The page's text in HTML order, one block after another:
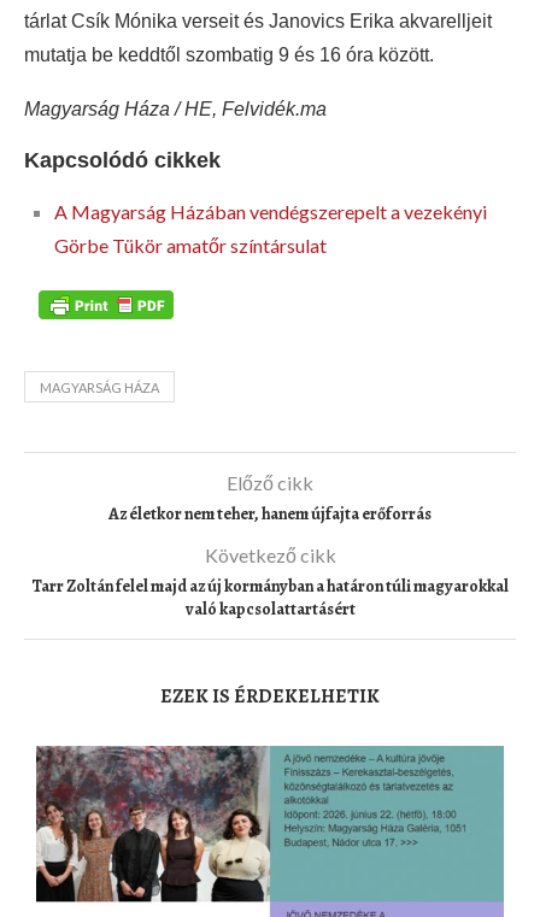
tárlat Csík Mónika verseit és Janovics Erika akvarelljeit
mutatja be keddtől szombatig 9 és 16 óra között.
Magyarság Háza / HE, Felvidék.ma
Kapcsolódó cikkek
A Magyarság Házában vendégszerepelt a vezekényi
Görbe Tükör amatőr színtársulat
MAGYARSÁG HÁZA
Előző cikk
Az életkor nem teher, hanem újfajta erőforrás
Következő cikk
Tarr Zoltán felel majd az új kormányban a határon túli magyarokkal
való kapcsolattartásért
EZEK IS ÉRDEKELHETIK